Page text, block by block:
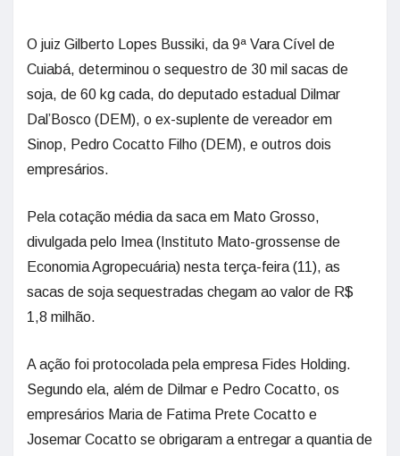
O juiz Gilberto Lopes Bussiki, da 9ª Vara Cível de
Cuiabá, determinou o sequestro de 30 mil sacas de
soja, de 60 kg cada, do deputado estadual Dilmar
Dal’Bosco (DEM), o ex-suplente de vereador em
Sinop, Pedro Cocatto Filho (DEM), e outros dois
empresários.
Pela cotação média da saca em Mato Grosso,
divulgada pelo Imea (Instituto Mato-grossense de
Economia Agropecuária) nesta terça-feira (11), as
sacas de soja sequestradas chegam ao valor de R$
1,8 milhão.
A ação foi protocolada pela empresa Fides Holding.
Segundo ela, além de Dilmar e Pedro Cocatto, os
empresários Maria de Fatima Prete Cocatto e
Josemar Cocatto se obrigaram a entregar a quantia de